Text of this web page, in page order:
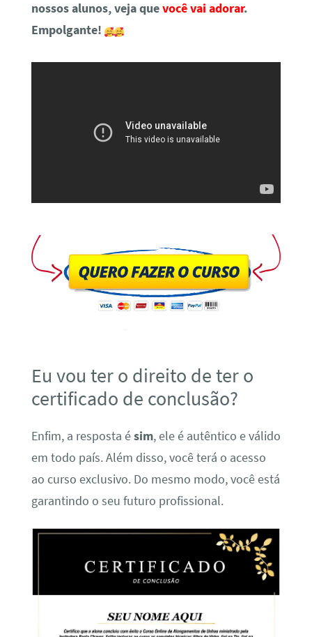
nossos alunos, veja quevocê vai adorar.
Empolgante!
Eu vou ter o direito de ter o
certificado de conclusão?
Enfim, a resposta ésim, ele é autêntico e válido
em todo país. Além disso, você terá o acesso
ao curso exclusivo. Do mesmo modo, você está
garantindo o seu futuro profissional.